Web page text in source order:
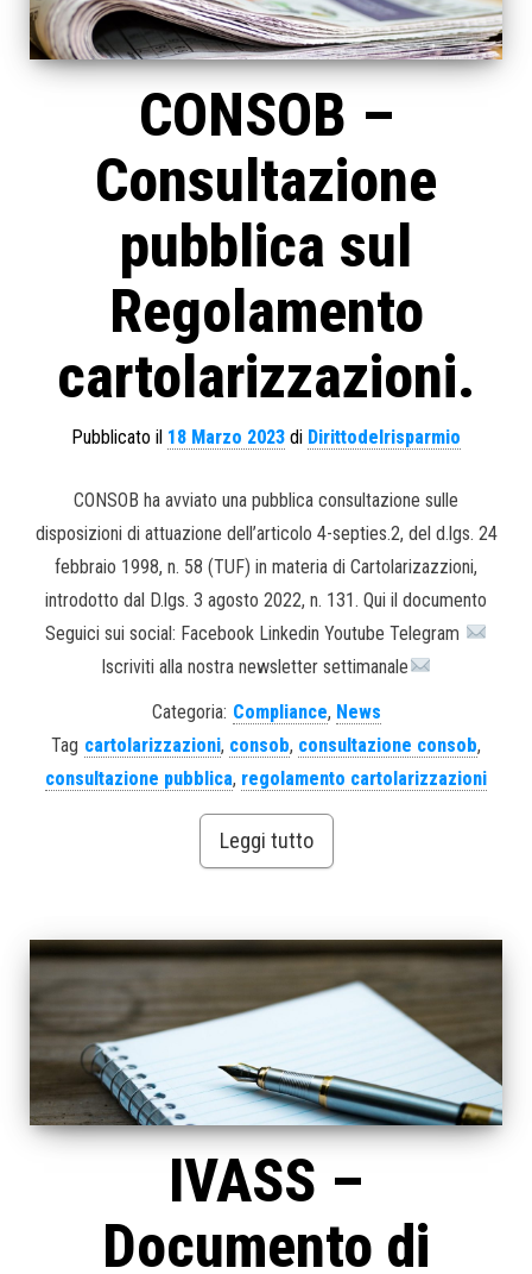
CONSOB –
Consultazione
pubblica sul
Regolamento
cartolarizzazioni.
Pubblicato il 18 Marzo 2023 di Dirittodelrisparmio
CONSOB ha avviato una pubblica consultazione sulle
disposizioni di attuazione dell’articolo 4-septies.2, del d.lgs. 24
febbraio 1998, n. 58 (TUF) in materia di Cartolarizazzioni,
introdotto dal D.lgs. 3 agosto 2022, n. 131. Qui il documento
Seguici sui social: Facebook Linkedin Youtube Telegram
Iscriviti alla nostra newsletter settimanale
Categoria: Compliance, News
Tag cartolarizzazioni, consob, consultazione consob,
consultazione pubblica, regolamento cartolarizzazioni
Leggi tutto
IVASS –
Documento di